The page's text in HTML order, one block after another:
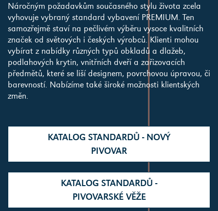
Náročným požadavkům současného stylu života zcela
vyhovuje vybraný standard vybavení PREMIUM. Ten
samozřejmě staví na pečlivém výběru vysoce kvalitních
značek od světových i českých výrobců. Klienti mohou
vybírat z nabídky různých typů obkladů a dlažeb,
podlahových krytin, vnitřních dveří a zařizovacích
předmětů, které se liší designem, povrchovou úpravou, či
barevností. Nabízíme také široké možnosti klientských
změn.
KATALOG STANDARDŮ - NOVÝ
PIVOVAR
KATALOG STANDARDŮ -
PIVOVARSKÉ VĚŽE